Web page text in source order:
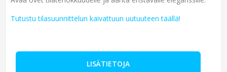
Tutustu tilasuunnittelun kaivattuun uutuuteen täällä!
LISÄTIETOJA